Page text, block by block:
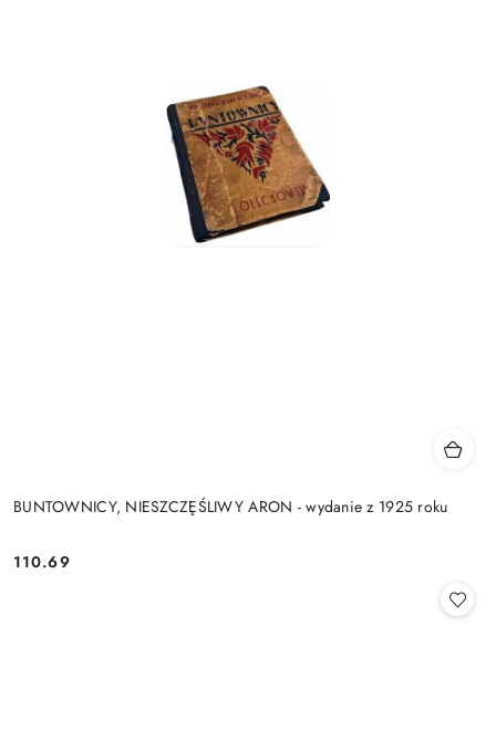
BUNTOWNICY, NIESZCZĘŚLIWY ARON - wydanie z 1925 roku
Cena:
110.69